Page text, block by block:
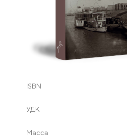
ISBN
УДК
Масса